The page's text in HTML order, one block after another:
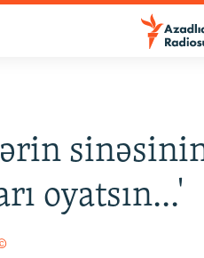
oyatsın...'